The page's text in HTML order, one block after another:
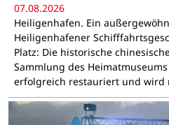
07.08.2026
Heiligenhafen. Ein
Heiligenhafener
Platz: Die historische
Sammlung des
erfolgreich restauriert und wird